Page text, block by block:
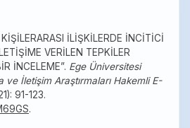
İLİŞKİLERDE İNCİTİCİ
VERİLEN TEPKİLER
İNCELEME”. Ege Üniversitesi
İletişim Araştırmaları Hakemli E-
91-123.
.